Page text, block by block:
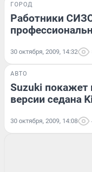
ГОРОД
Работники
30 октября, 2009, 14:32
АВТО
Suzuki покажет
версии седана
30 октября, 2009, 14:08